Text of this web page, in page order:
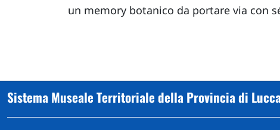
un memory botanico da portare via con
Sistema Museale Territoriale della Provincia di Lucca